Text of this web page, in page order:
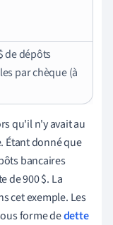
de dépôts
par chèque (à
qu'il n'y avait au
Étant donné que
bancaires
de 900 $. La
cet exemple. Les
forme dedette